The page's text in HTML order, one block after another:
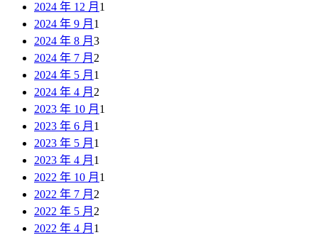
2024 年 12 月 1
2024 年 9 月 1
2024 年 8 月 3
2024 年 7 月 2
2024 年 5 月 1
2024 年 4 月 2
2023 年 10 月 1
2023 年 6 月 1
2023 年 5 月 1
2023 年 4 月 1
2022 年 10 月 1
2022 年 7 月 2
2022 年 5 月 2
2022 年 4 月 1